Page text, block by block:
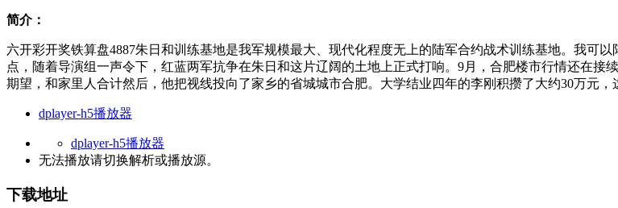
简介：
六开彩开奖铁算盘4887朱日和训练基地是我军规模最大、现代化程度无上的陆军合约战术训练基地。我可
点，随着导演组一声令下，红蓝两军抗争在朱日和这片辽阔的土地上正式打响。9月，合肥楼市行情还在
期望，和家里人合计然后，他把视线投向了家乡的省城城市合肥。大学结业四年的李刚积攒了大约30万元，
dplayer-h5播放器
dplayer-h5播放器
无法播放请切换解析或播放源。
下载地址